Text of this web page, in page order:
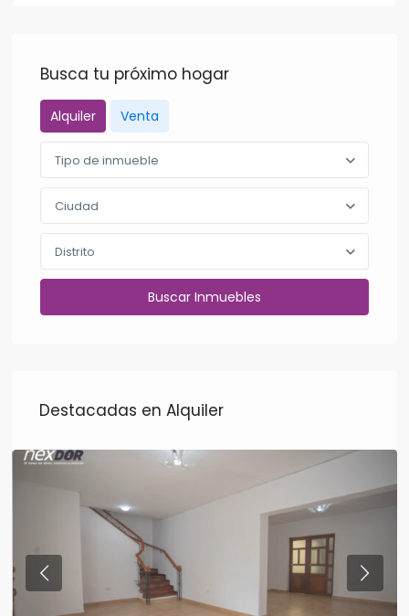
Busca tu próximo hogar
Alquiler Venta
Tipo de inmueble
Ciudad
Distrito
Destacadas en Alquiler